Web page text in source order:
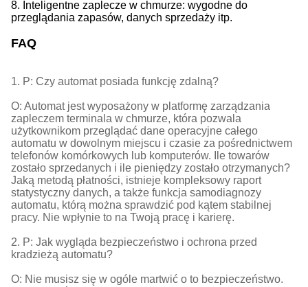
8. Inteligentne zaplecze w chmurze: wygodne do
przeglądania zapasów, danych sprzedaży itp.
FAQ
1. P: Czy automat posiada funkcję zdalną?
O: Automat jest wyposażony w platformę zarządzania
zapleczem terminala w chmurze, która pozwala
użytkownikom przeglądać dane operacyjne całego
automatu w dowolnym miejscu i czasie za pośrednictwem
telefonów komórkowych lub komputerów. Ile towarów
zostało sprzedanych i ile pieniędzy zostało otrzymanych?
Jaką metodą płatności, istnieje kompleksowy raport
statystyczny danych, a także funkcja samodiagnozy
automatu, którą można sprawdzić pod kątem stabilnej
pracy. Nie wpłynie to na Twoją pracę i karierę.
2. P: Jak wygląda bezpieczeństwo i ochrona przed
kradzieżą automatu?
O: Nie musisz się w ogóle martwić o to bezpieczeństwo.